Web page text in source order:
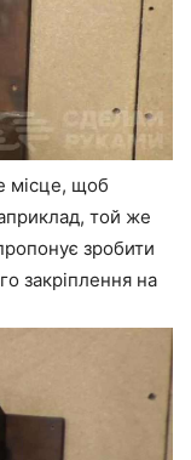
місце, щоб
той же
зробити
закріплення на